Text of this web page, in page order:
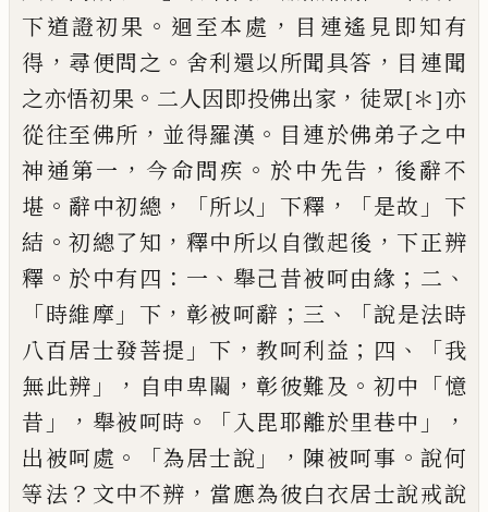
下道證初果 。 迴至本處 ， 目連遙見 即知有
得 ， 尋便問之 。 舍利還以所聞具答 ， 目 連聞
之亦悟初果 。 二人因即投佛出家 ， 徒眾[＊]亦
從往至佛所 ， 並得羅漢 。 目連於佛弟子之中
神通第一 ， 今命問疾 。 於中先告 ， 後辭不
堪 。 辭中初總 ，「所以 」 下釋 ，「是故 」 下
結 。初總了知 ， 釋中所以自徵起後 ， 下正辨
釋 。 於中有四 ： 一 、 舉己昔被呵由緣 ； 二 、
「時維摩 」 下 ， 彰被呵辭 ； 三 、「說是法時
八百居士發菩提 」 下 ，教呵利益 ； 四 、「我
無此辨 」， 自申卑𨷂 ， 彰彼難及 。 初中 「憶
昔 」， 舉被呵時 。「入毘耶離於里巷中 」，
出被呵處 。「為居士說 」， 陳被呵事 。說何
等法 ？ 文中不辨 ， 當應為彼白衣居士說戒說